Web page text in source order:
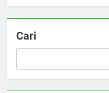
Cari